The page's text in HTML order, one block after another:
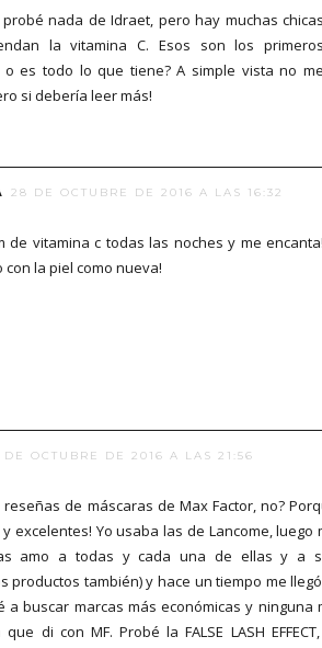
nada de Idraet, pero hay muchas
la vitamina C. Esos son los
o es todo lo que tiene? A simple vista no
si debería leer más!
28 DE OCTUBRE DE 2016 A LAS 16:32
de vitamina c todas las noches y me
la piel como nueva!
DE OCTUBRE DE 2016 A LAS 21:56
de máscaras de Max Factor, no?
excelentes! Yo usaba las de Lancome, luego
amo a todas y cada una de ellas y a
productos también) y hace un tiempo me
a buscar marcas más económicas y ninguna
di con MF. Probé la FALSE LASH